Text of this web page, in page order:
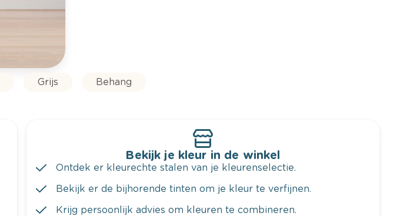
Grijs Behang
Bekijk je kleur in de winkel
Ontdek er kleurechte stalen van je kleurenselectie.
Bekijk er de bijhorende tinten om je kleur te verfijnen.
Krijg persoonlijk advies om kleuren te combineren.